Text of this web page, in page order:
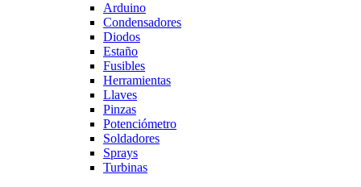
Arduino
Condensadores
Diodos
Estaño
Fusibles
Herramientas
Llaves
Pinzas
Potenciómetro
Soldadores
Sprays
Turbinas